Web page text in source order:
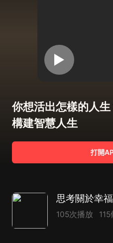
你想活出怎樣的人生
構建智慧人生
打開
105次播放